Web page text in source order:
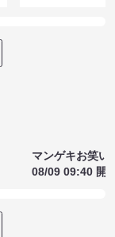
マンゲキお笑い
08/09 09:40 開